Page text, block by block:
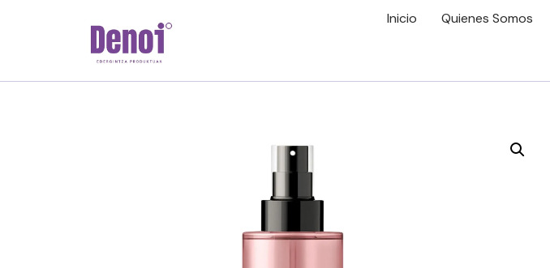
Inicio Quienes Somos